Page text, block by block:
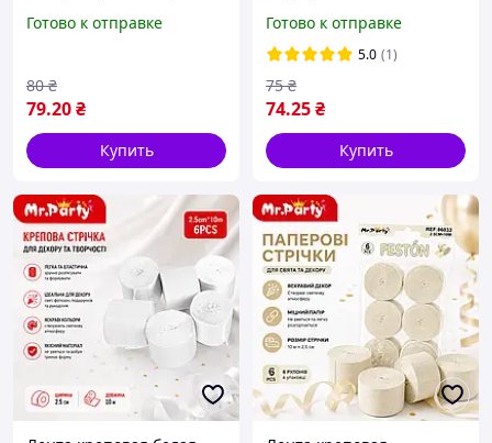
Готово к отправке
79.20₴
80 ₴
Купить
уп
Готово к отправке
5.0 (1)
74.25₴
75 ₴
Купить